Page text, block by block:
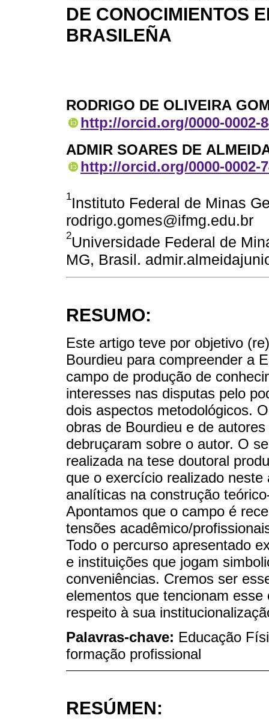
DE CONOCIMIENTOS
BRASILEÑA
RODRIGO DE OLIVEIRA
http://orcid.org/0000-0002-
ADMIR SOARES DE
http://orcid.org/0000-0002-
1Instituto Federal de Minas
rodrigo.gomes@ifmg.edu.br
2Universidade Federal de
MG, Brasil.
RESUMO:
Este artigo teve por objetivo
Bourdieu para compreender a
campo de produção de
interesses nas disputas pelo
dois aspectos metodológicos.
obras de Bourdieu e de
debruçaram sobre o autor. O
realizada na tese doutoral
que o exercício realizado
analíticas na construção
Apontamos que o campo é
tensões acadêmico/
Todo o percurso apresentado
e instituições que jogam
conveniências. Cremos ser
elementos que tencionam
respeito à sua
Palavras-chave: Educação
formação profissional
RESÚMEN: